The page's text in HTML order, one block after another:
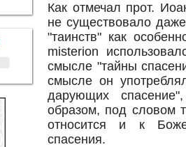
Как отмечал прот.
не существовало
"таинств" как
misterion
смысле "тайны
смысле он
дарующих
образом, под словом
относится и к
спасения.